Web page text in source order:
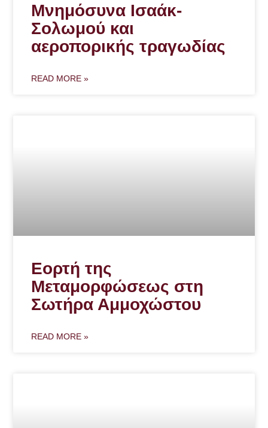
Μνημόσυνα Ισαάκ-
Σολωμού και
αεροπορικής τραγωδίας
READ MORE »
Εορτή της
Μεταμορφώσεως στη
Σωτήρα Αμμοχώστου
READ MORE »